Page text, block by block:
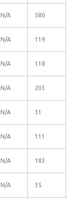
N/A 580
N/A 119
N/A 118
N/A 203
N/A 31
N/A 111
N/A 183
N/A 35